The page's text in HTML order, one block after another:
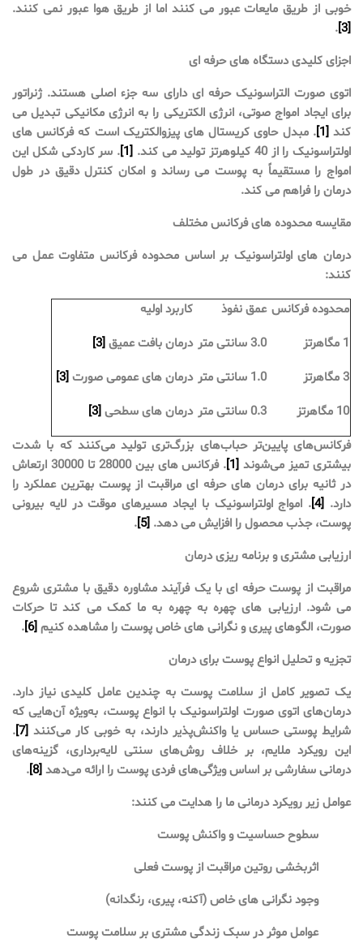
خوبی از طریق مایعات عبور می کنند اما از طریق هوا عبور نمی کنند.
[3]
.
اجزای کلیدی دستگاه های حرفه ای
اتوی صورت التراسونیک حرفه ای دارای سه جزء اصلی هستند. ژنراتور
برای ایجاد امواج صوتی، انرژی الکتریکی را به انرژی مکانیکی تبدیل می
کند [1] . مبدل حاوی کریستال های پیزوالکتریک است که فرکانس های
اولتراسونیک را از 40 کیلوهرتز تولید می کند.
[1] . سر کاردکی شکل این
امواج را مستقیماً به پوست می رساند و امکان کنترل دقیق در طول
درمان را فراهم می کند.
مقایسه محدوده های فرکانس مختلف
درمان های اولتراسونیک بر اساس محدوده فرکانس متفاوت عمل می
کنند:
محدوده فرکانس عمق نفوذ
کاربرد اولیه
1 مگاهرتز
3.0 سانتی متر درمان بافت عمیق[3]
3 مگاهرتز
1.0 سانتی متر درمان های عمومی صورت[3]
10 مگاهرتز
0.3 سانتی متر درمان های سطحی[3]
فرکانس‌های پایین‌تر حباب‌های بزرگ‌تری تولید می‌کنند که با شدت
بیشتری تمیز می‌شوند [1]
. فرکانس های بین 28000 تا 30000 ارتعاش
در ثانیه برای درمان های حرفه ای مراقبت از پوست بهترین عملکرد را
دارد. [4] . امواج اولتراسونیک با ایجاد مسیرهای موقت در لایه بیرونی
پوست، جذب محصول را افزایش می دهد. [5]
.
ارزیابی مشتری و برنامه ریزی درمان
مراقبت از پوست حرفه ای با یک فرآیند مشاوره دقیق با مشتری شروع
می شود. ارزیابی های چهره به چهره به ما کمک می کند تا حرکات
صورت، الگوهای پیری و نگرانی های خاص پوست را مشاهده کنیم[6]
.
تجزیه و تحلیل انواع پوست برای درمان
یک تصویر کامل از سلامت پوست به چندین عامل کلیدی نیاز دارد.
درمان‌های اتوی صورت اولتراسونیک با انواع پوست، به‌ویژه آن‌هایی که
شرایط پوستی حساس یا واکنش‌پذیر دارند، به خوبی کار می‌کنند [7]
.
این رویکرد ملایم، بر خلاف روش‌های سنتی لایه‌برداری، گزینه‌های
درمانی سفارشی بر اساس ویژگی‌های فردی پوست را ارائه می‌دهد[8]
.
عوامل زیر رویکرد درمانی ما را هدایت می کنند:
سطوح حساسیت و واکنش پوست
اثربخشی روتین مراقبت از پوست فعلی
وجود نگرانی های خاص (آکنه، پیری، رنگدانه)
عوامل موثر در سبک زندگی مشتری بر سلامت پوست